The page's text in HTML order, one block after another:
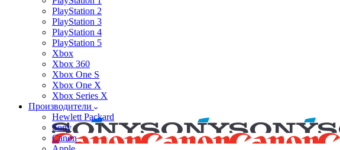
PlayStation 2
PlayStation 3
PlayStation 4
PlayStation 5
Xbox
Xbox 360
Xbox One S
Xbox One X
Xbox Series X
Производители
Hewlett Packard
Sony
Canon